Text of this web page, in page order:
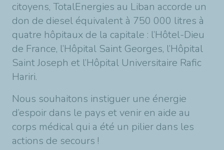
citoyens, TotalEnergies au Liban accorde un
don de diesel équivalent à 750 000 litres à
quatre hôpitaux de la capitale : l’Hôtel-Dieu
de France, l’Hôpital Saint Georges, l’Hôpital
Saint Joseph et l’Hôpital Universitaire Rafic
Hariri.
Nous souhaitons instiguer une énergie
d’espoir dans le pays et venir en aide au
corps médical qui a été un pilier dans les
actions de secours !